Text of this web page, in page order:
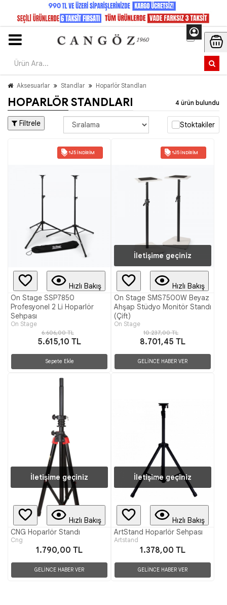
Aksesuarlar Standlar Hoparlör Standları
HOPARLÖR STANDLARI 4 ürün bulundu
Filtrele Stoktakiler
%15 İNDIRIM
Hızlı Bakış
On Stage SSP7850
Profesyonel 2 Li Hoparlör
Sehpası
On Stage
6.606,00 TL
5.615,10 TL
Sepete Ekle
%15 İNDIRIM
İletişime geçiniz
Hızlı Bakış
On Stage SMS7500W Beyaz
Ahşap Stüdyo Monitör Standı
(Çift)
On Stage
10.237,00 TL
8.701,45 TL
GELİNCE HABER VER
İletişime geçiniz
Hızlı Bakış
CNG Hoparlör Standı
Cng
1.790,00 TL
GELİNCE HABER VER
İletişime geçiniz
Hızlı Bakış
ArtStand Hoparlör Sehpası
Artstand
1.378,00 TL
GELİNCE HABER VER